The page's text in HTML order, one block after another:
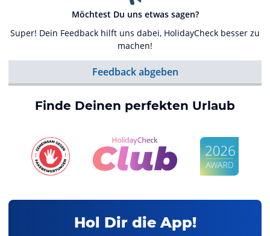
Möchtest Du uns etwas sagen?
Super! Dein Feedback hilft uns dabei, HolidayCheck besser zu
machen!
Feedback abgeben
Finde Deinen perfekten Urlaub
Hol Dir die App!